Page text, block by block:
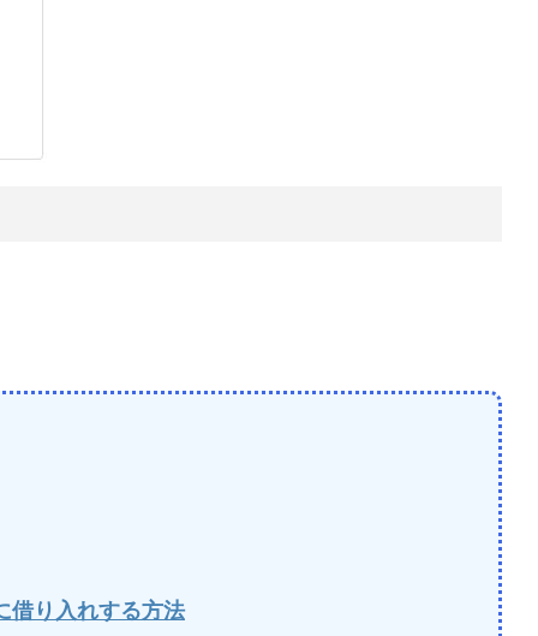
借り入れする方法